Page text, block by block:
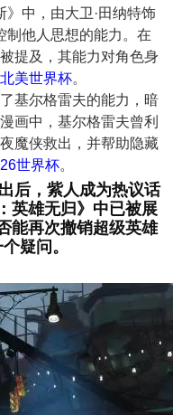
》中，由大卫·田纳特饰
制他人思想的能力。在
提及，其能力对角色身
北美世界杯。
基尔格雷夫的能力，暗
画中，基尔格雷夫曾利
魔侠救出，并帮助隐藏
世界杯。
后，紫人成为热议话
英雄无归》中已被展
能再次撤销超级英雄
疑问。